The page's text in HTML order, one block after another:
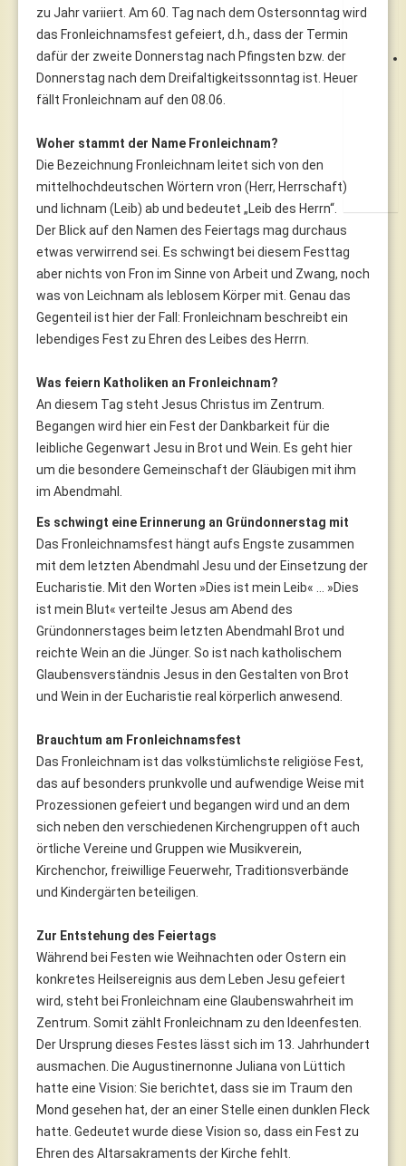
zu Jahr variiert. Am 60. Tag nach dem Ostersonntag wird
das Fronleichnamsfest gefeiert, d.h., dass der Termin
dafür der zweite Donnerstag nach Pfingsten bzw. der
Donnerstag nach dem Dreifaltigkeitssonntag ist. Heuer
fällt Fronleichnam auf den 08.06.
Woher stammt der Name Fronleichnam?
Die Bezeichnung Fronleichnam leitet sich von den
mittelhochdeutschen Wörtern vron (Herr, Herrschaft)
und lichnam (Leib) ab und bedeutet „Leib des Herrn“.
Der Blick auf den Namen des Feiertags mag durchaus
etwas verwirrend sei. Es schwingt bei diesem Festtag
aber nichts von Fron im Sinne von Arbeit und Zwang, noch
was von Leichnam als leblosem Körper mit. Genau das
Gegenteil ist hier der Fall: Fronleichnam beschreibt ein
lebendiges Fest zu Ehren des Leibes des Herrn.
Was feiern Katholiken an Fronleichnam?
An diesem Tag steht Jesus Christus im Zentrum.
Begangen wird hier ein Fest der Dankbarkeit für die
leibliche Gegenwart Jesu in Brot und Wein. Es geht hier
um die besondere Gemeinschaft der Gläubigen mit ihm
im Abendmahl.
Es schwingt eine Erinnerung an Gründonnerstag mit
Das Fronleichnamsfest hängt aufs Engste zusammen
mit dem letzten Abendmahl Jesu und der Einsetzung der
Eucharistie. Mit den Worten »Dies ist mein Leib« … »Dies
ist mein Blut« verteilte Jesus am Abend des
Gründonnerstages beim letzten Abendmahl Brot und
reichte Wein an die Jünger. So ist nach katholischem
Glaubensverständnis Jesus in den Gestalten von Brot
und Wein in der Eucharistie real körperlich anwesend.
Brauchtum am Fronleichnamsfest
Das Fronleichnam ist das volkstümlichste religiöse Fest,
das auf besonders prunkvolle und aufwendige Weise mit
Prozessionen gefeiert und begangen wird und an dem
sich neben den verschiedenen Kirchengruppen oft auch
örtliche Vereine und Gruppen wie Musikverein,
Kirchenchor, freiwillige Feuerwehr, Traditionsverbände
und Kindergärten beteiligen.
Zur Entstehung des Feiertags
Während bei Festen wie Weihnachten oder Ostern ein
konkretes Heilsereignis aus dem Leben Jesu gefeiert
wird, steht bei Fronleichnam eine Glaubenswahrheit im
Zentrum. Somit zählt Fronleichnam zu den Ideenfesten.
Der Ursprung dieses Festes lässt sich im 13. Jahrhundert
ausmachen. Die Augustinernonne Juliana von Lüttich
hatte eine Vision: Sie berichtet, dass sie im Traum den
Mond gesehen hat, der an einer Stelle einen dunklen Fleck
hatte. Gedeutet wurde diese Vision so, dass ein Fest zu
Ehren des Altarsakraments der Kirche fehlt.